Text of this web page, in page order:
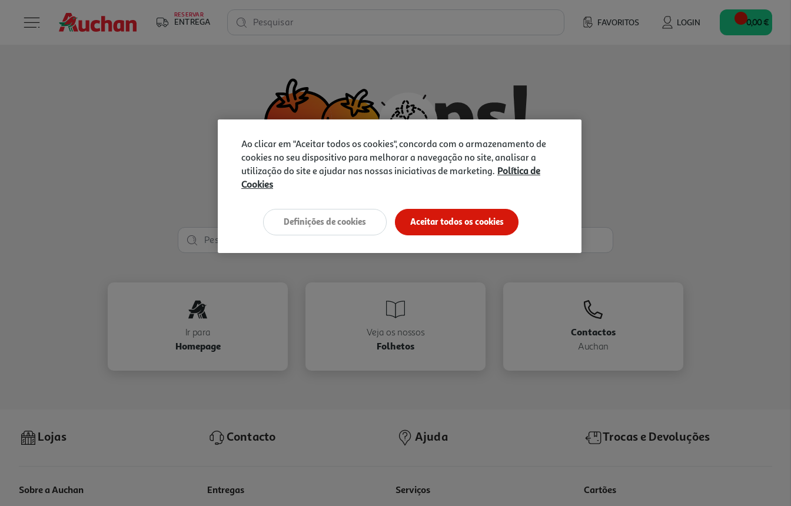
RESERVAR
ENTREGA FAVORITOS LOGIN
Pesquisar 0,00 €
Vamos tentar de novo?
Ir para
Homepage
Veja os nossos
Folhetos
Contactos
Auchan
Lojas Contacto Ajuda Trocas e Devoluções
Sobre a Auchan Entregas Serviços Cartões
Ao clicar em "Aceitar todos os cookies", concorda com o armazenamento de
cookies no seu dispositivo para melhorar a navegação no site, analisar a
utilização do site e ajudar nas nossas iniciativas de marketing. Política de
Cookies
Aceitar todos os cookies
Definições de cookies